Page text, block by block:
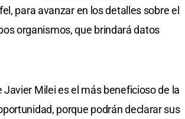
para avanzar en los detalles sobre el
organismos, que brindará datos
Milei es el más beneficioso de la
porque podrán declarar sus